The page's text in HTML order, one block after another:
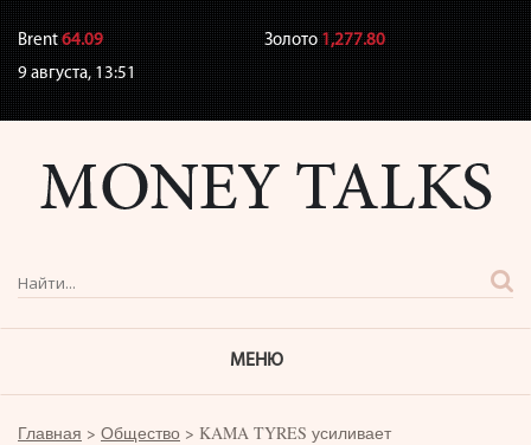
Brent64.09 Золото1,277.80
9 августа,13:51
МЕНЮ
Главная > Общество > KAMA TYRES усиливает